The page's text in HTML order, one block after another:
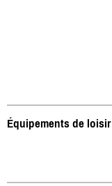
Équipements de loisir